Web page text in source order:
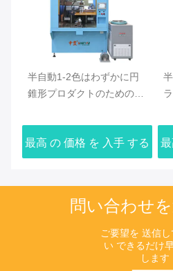
半自動1-2色はわずかに円
錐形プロダクトのための印
最高 の 価格 を 入手 する
問い合わせ
ご要望を 送信し
い できるだけ
します